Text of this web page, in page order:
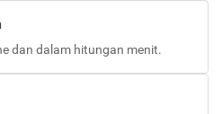
dan dalam hitungan menit.